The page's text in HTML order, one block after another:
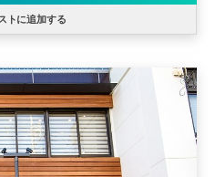
トに追加する